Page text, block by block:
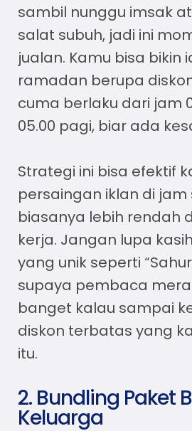
sambil nunggu imsak
salat subuh, jadi ini
jualan. Kamu bisa bikin
ramadan berupa
cuma berlaku dari jam
05.00 pagi, biar ada
Strategi ini bisa efektif
persaingan iklan di jam
biasanya lebih rendah
kerja. Jangan lupa
yang unik seperti
supaya pembaca
banget kalau sampai
diskon terbatas yang
itu.
2. Bundling Paket
Keluarga